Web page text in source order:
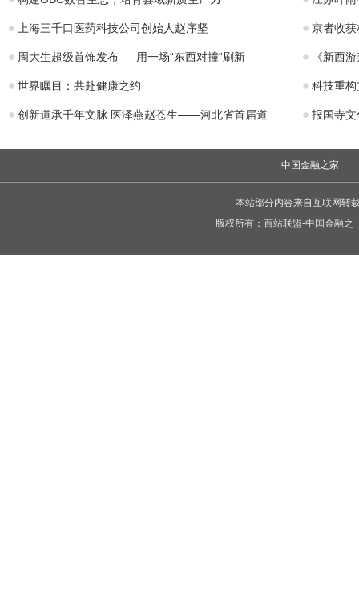
上海三千口医药科技公司创始人赵序坚 京者收
周大生超级首饰发布 — 用一场“东西对撞”刷新 《新西
世界瞩目：共赴健康之约 科技重
创新道承千年文脉 医泽燕赵苍生——河北省首届道 报国寺
中国金融之家
本站部分内容来自互联网转
版权所有： 百站联盟-中国金融之